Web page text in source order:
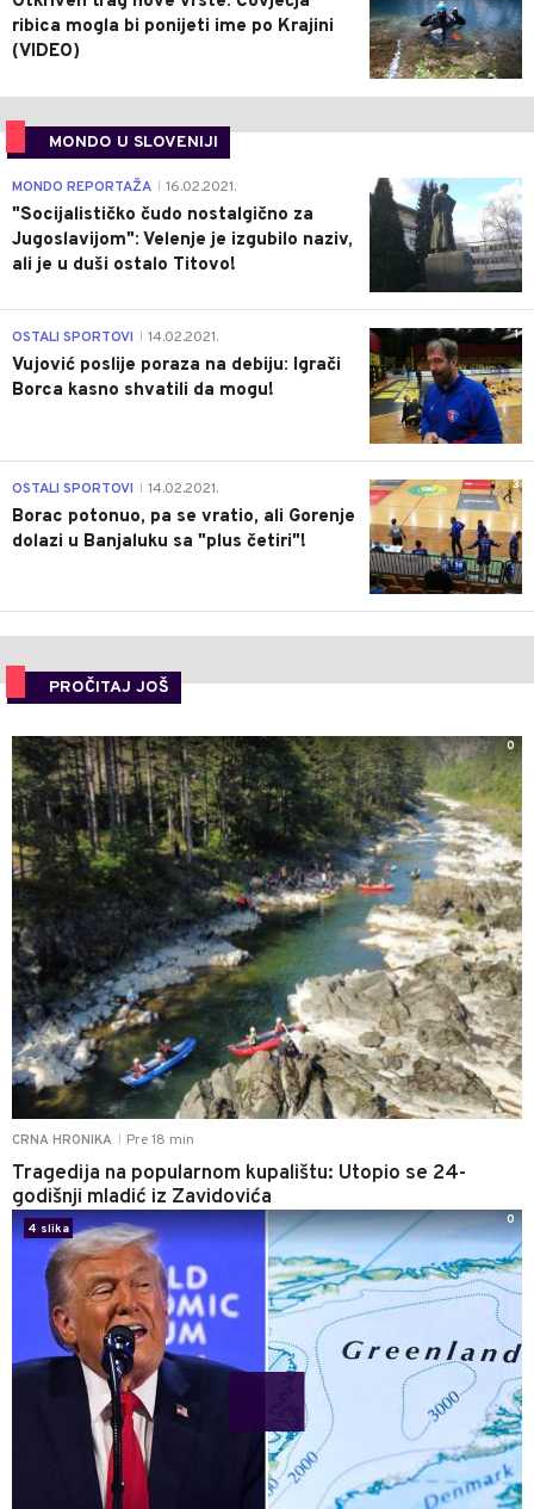
ribica mogla bi ponijeti ime po Krajini
(VIDEO)
MONDO U SLOVENIJI
4
MONDO REPORTAŽA 16.02.2021.
"Socijalističko čudo nostalgično za
Jugoslavijom": Velenje je izgubilo naziv,
ali je u duši ostalo Titovo!
1
OSTALI SPORTOVI 14.02.2021.
Vujović poslije poraza na debiju: Igrači
Borca kasno shvatili da mogu!
3
OSTALI SPORTOVI 14.02.2021.
Borac potonuo, pa se vratio, ali Gorenje
dolazi u Banjaluku sa "plus četiri"!
PROČITAJ JOŠ
CRNA HRONIKA Pre 18 min
Tragedija na popularnom kupalištu: Utopio se 24-
godišnji mladić iz Zavidovića
0
4 slika
0